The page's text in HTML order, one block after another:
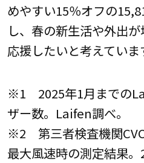
めやすい15％オフの
し、春の新生活や外出
応援したいと考えていま
※1 2025年1月までの
ザー数。Laifen調べ。
※2 第三者検査機関
最大風速時の測定結果。